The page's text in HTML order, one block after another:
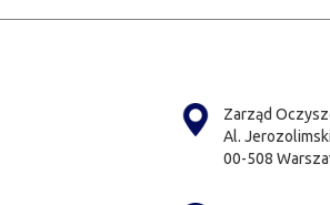
Zarząd
Al.
00-508